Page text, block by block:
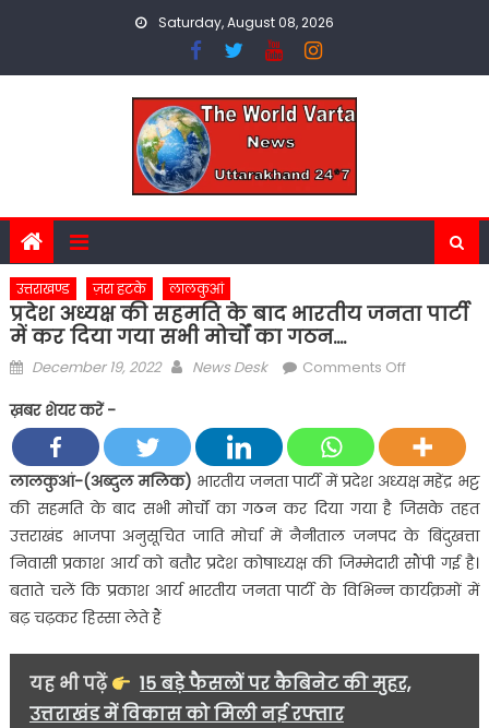
Saturday, August 08, 2026
उत्तराखण्ड ज़रा हटके लालकुआं
प्रदेश अध्यक्ष की सहमति के बाद भारतीय जनता पार्टी
में कर दिया गया सभी मोर्चों का गठन….
Posted
December 19, 2022 Author
News Desk Comments Offon
की
सहमति
के
बाद
भारतीय
जनता
पार्टी
गया
ख़बर शेयर करें -
लालकुआं-(अब्दुल मलिक) भारतीय जनता पार्टी में प्रदेश अध्यक्ष महेंद्र भट्ट
की सहमति के बाद सभी मोर्चों का गठन कर दिया गया है जिसके तहत
उत्तराखंड भाजपा अनुसूचित जाति मोर्चा में नैनीताल जनपद के बिंदुखत्ता
निवासी प्रकाश आर्य को बतौर प्रदेश कोषाध्यक्ष की जिम्मेदारी सौंपी गई है।
बताते चलें कि प्रकाश आर्य भारतीय जनता पार्टी के विभिन्न कार्यक्रमों में
बढ़ चढ़कर हिस्सा लेते हैं
यह भी पढ़ें
15 बड़े फैसलों पर कैबिनेट की मुहर,
उत्तराखंड में विकास को मिली नई रफ्तार